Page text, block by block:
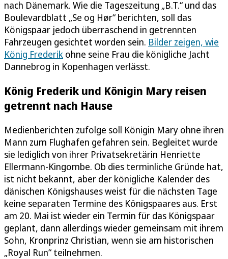
nach Dänemark. Wie die Tageszeitung „B.T.“ und das
Boulevardblatt „Se og Hør“ berichten, soll das
Königspaar jedoch überraschend in getrennten
Fahrzeugen gesichtet worden sein. Bilder zeigen, wie
König Frederik ohne seine Frau die königliche Jacht
Dannebrog in Kopenhagen verlässt.
König Frederik und Königin Mary reisen
getrennt nach Hause
Medienberichten zufolge soll Königin Mary ohne ihren
Mann zum Flughafen gefahren sein. Begleitet wurde
sie lediglich von ihrer Privatsekretärin Henriette
Ellermann-Kingombe. Ob dies terminliche Gründe hat,
ist nicht bekannt, aber der königliche Kalender des
dänischen Königshauses weist für die nächsten Tage
keine separaten Termine des Königspaares aus. Erst
am 20. Mai ist wieder ein Termin für das Königspaar
geplant, dann allerdings wieder gemeinsam mit ihrem
Sohn, Kronprinz Christian, wenn sie am historischen
„Royal Run“ teilnehmen.